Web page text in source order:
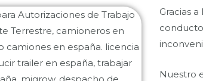
Gracias
Nuestro